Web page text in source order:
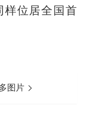
样位居全国首
图片